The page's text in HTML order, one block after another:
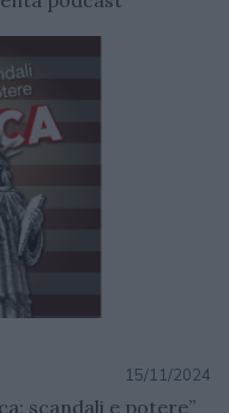
15/11/2024
scandali e potere”